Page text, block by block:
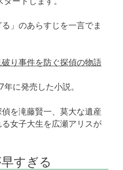
」のあらすじを一言でま
り事件を防ぐ探偵の物語
に発売した小説。
を滝藤賢一、莫大な遺産
女子大生を広瀬アリスが
すぎる